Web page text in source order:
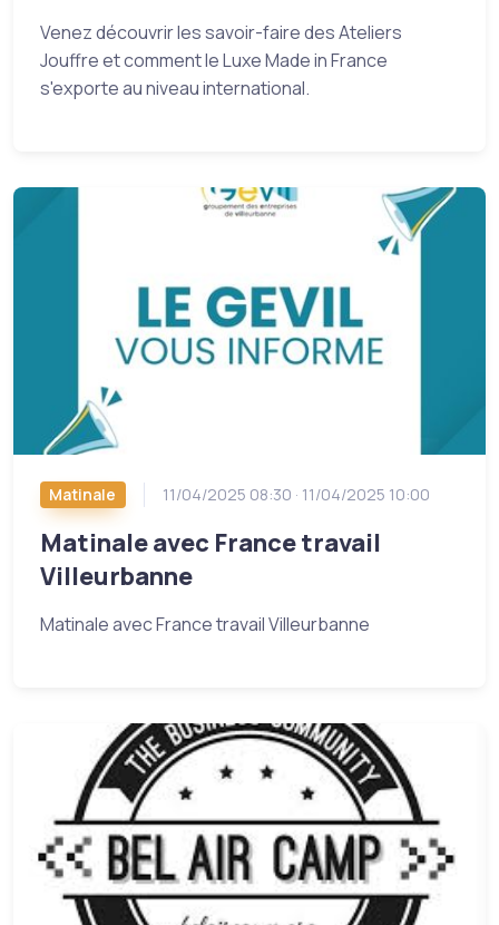
Venez découvrir les savoir-faire des Ateliers
Jouffre et comment le Luxe Made in France
s'exporte au niveau international.
Matinale 11/04/2025 08:30 · 11/04/2025 10:00
Matinale avec France travail
Villeurbanne
Matinale avec France travail Villeurbanne